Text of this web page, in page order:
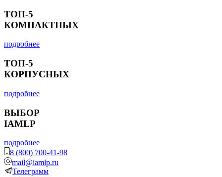
ТОП-5
КОМПАКТНЫХ
подробнее
ТОП-5
КОРПУСНЫХ
подробнее
ВЫБОР
IAMLP
подробнее
8 (800) 700-41-98
mail@iamlp.ru
Телеграмм